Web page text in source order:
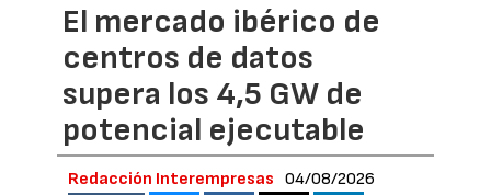
El mercado ibérico de
centros de datos
supera los 4,5 GW de
potencial ejecutable
Redacción Interempresas 04/08/2026